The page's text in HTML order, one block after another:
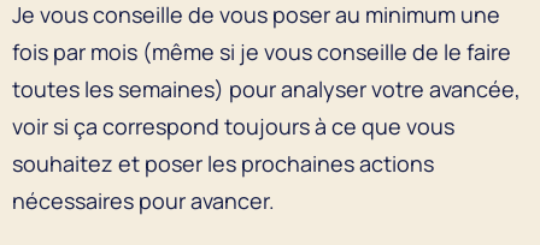
Je vous conseille de vous poser au minimum une
fois par mois (même si je vous conseille de le faire
toutes les semaines) pour analyser votre avancée,
voir si ça correspond toujours à ce que vous
souhaitez et poser les prochaines actions
nécessaires pour avancer.